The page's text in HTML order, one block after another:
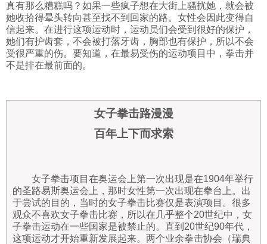
视听
真有那么糟糕吗？如果一些疯子想在大街上骚扰她，就会被
她收拾得晕头转向甚至找不到回家的路。女性会因此变得自
信起来。在进行这项运动时，运动员们会受到很好的保护，
她们有护齿套，不会被打落牙齿，胸部也有保护，所以不会
受很严重的伤。要知道，在最易受伤的运动项目中，拳击并
不是排在最前面的。
女子拳击路漫漫
百年上下而求索
女子拳击项目在奥运会上第一次出现是在1904年举行
的圣路易斯奥运会上，那时女性第一次出现在拳台上。出
于尝试的目的，当时的女子拳击比赛仅是表演项目。很多
观众不喜欢女子拳击比赛，所以在几乎整个20世纪中，女
子拳击运动在一些国家是被禁止的。直到20世纪90年代，
这项运动才开始重新发展起来。两个业余拳击协会（瑞典